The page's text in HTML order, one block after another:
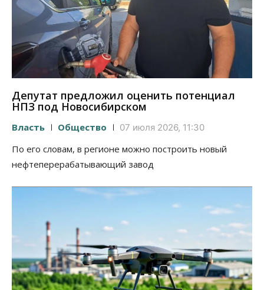
Депутат предложил оценить потенциал
НПЗ под Новосибирском
Власть Общество 07 июля 2026, 11:30
По его словам, в регионе можно построить новый
нефтеперерабатывающий завод